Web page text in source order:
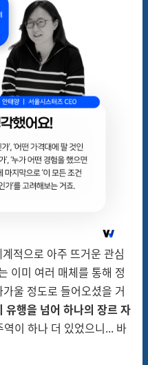
적으로 아주 뜨거운 관심
이미 여러 매체를 통해 정
울 정도로 들어오셨을 거
유행을 넘어 하나의 장르 자
역이 하나 더 있었으니... 바